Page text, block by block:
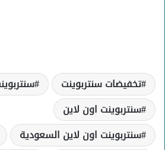
تخفيضات سنتربوينت
سنتربوينت اون لاين
سنتربوينت اون لاين السعودية